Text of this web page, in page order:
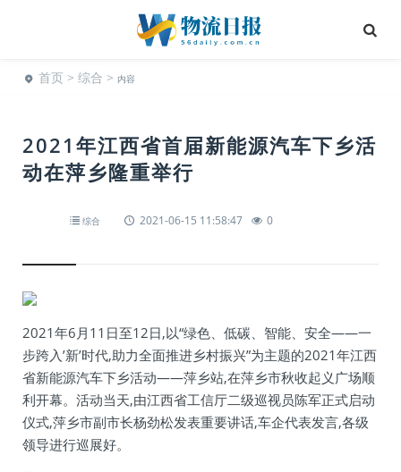
首页 > 综合 > 内容
2021年江西省首届新能源汽车下乡活
动在萍乡隆重举行
综合 2021-06-15 11:58:47 0
2021年6月11日至12日,以“绿色、低碳、智能、安全——一
步跨入’新’时代,助力全面推进乡村振兴”为主题的2021年江西
省新能源汽车下乡活动——萍乡站,在萍乡市秋收起义广场顺
利开幕。活动当天,由江西省工信厅二级巡视员陈军正式启动
仪式,萍乡市副市长杨劲松发表重要讲话,车企代表发言,各级
领导进行巡展好。